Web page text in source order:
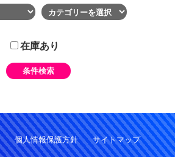
在庫あり
個人情報保護方針 サイトマップ